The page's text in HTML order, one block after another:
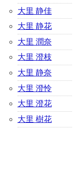
大里 静佳
大里 静花
大里 潤奈
大里 澄枝
大里 静奈
大里 澄怜
大里 澄花
大里 樹花